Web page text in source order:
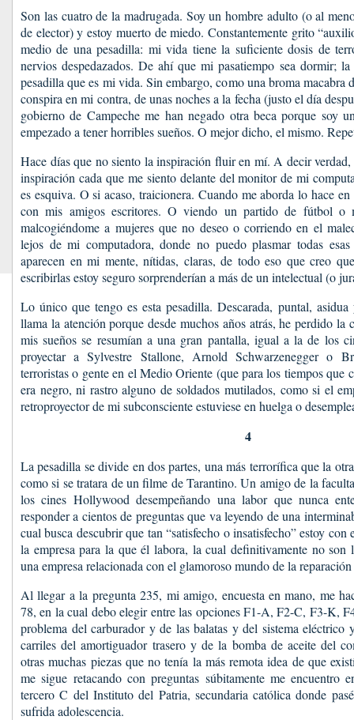
Son las cuatro de la madrugada. Soy un hombre adulto (o al
de elector) y estoy muerto de miedo. Constantemente grito
medio de una pesadilla: mi vida tiene la suficiente dosis de
nervios despedazados. De ahí que mi pasatiempo sea dormir;
pesadilla que es mi vida. Sin embargo, como una broma macabra
conspira en mi contra, de unas noches a la fecha (justo el día
gobierno de Campeche me han negado otra beca porque soy
empezado a tener horribles sueños. O mejor dicho, el mismo.
Hace días que no siento la inspiración fluir en mí. A decir verdad,
inspiración cada que me siento delante del monitor de mi
es esquiva. O si acaso, traicionera. Cuando me aborda lo hace
con mis amigos escritores. O viendo un partido de fútbol o
malcogiéndome a mujeres que no deseo o corriendo en el
lejos de mi computadora, donde no puedo plasmar todas
aparecen en mi mente, nítidas, claras, de todo eso que creo
escribirlas estoy seguro sorprenderían a más de un intelectual (o
Lo único que tengo es esta pesadilla. Descarada, puntal,
llama la atención porque desde muchos años atrás, he perdido la
mis sueños se resumían a una gran pantalla, igual a la de los
proyectar a Sylvestre Stallone, Arnold Schwarzenegger o
terroristas o gente en el Medio Oriente (que para los tiempos que
era negro, ni rastro alguno de soldados mutilados, como si el
retroproyector de mi subconsciente estuviese en huelga o
4
La pesadilla se divide en dos partes, una más terrorífica que la
como si se tratara de un filme de Tarantino. Un amigo de la
los cines Hollywood desempeñando una labor que nunca
responder a cientos de preguntas que va leyendo de una
cual busca descubrir que tan “satisfecho o insatisfecho” estoy
la empresa para la que él labora, la cual definitivamente no
una empresa relacionada con el glamoroso mundo de la
Al llegar a la pregunta 235, mi amigo, encuesta en mano, me
78, en la cual debo elegir entre las opciones F1-A, F2-C, F3-K,
problema del carburador y de las balatas y del sistema
carriles del amortiguador trasero y de la bomba de aceite del
otras muchas piezas que no tenía la más remota idea de que
me sigue retacando con preguntas súbitamente me encuentro
tercero C del Instituto del Patria, secundaria católica donde
sufrida adolescencia.